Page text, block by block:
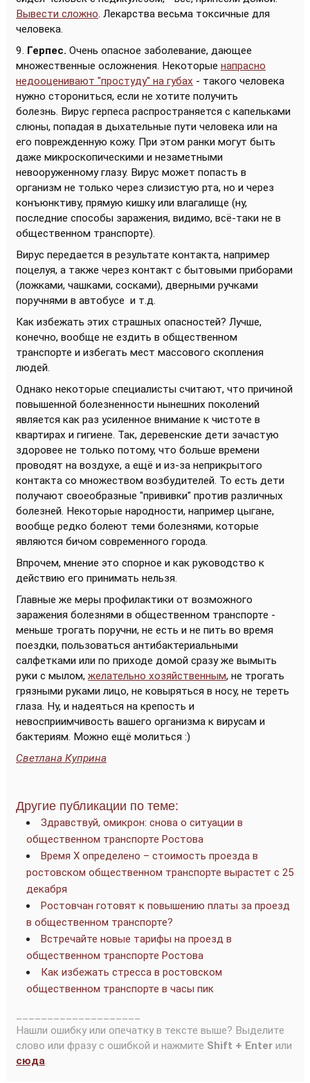
Вывести сложно. Лекарства весьма токсичные для
человека.
9. Герпес. Очень опасное заболевание, дающее
множественные осложнения. Некоторые напрасно
недооценивают "простуду" на губах - такого человека
нужно сторониться, если не хотите получить
болезнь. Вирус герпеса распространяется с капельками
слюны, попадая в дыхательные пути человека или на
его поврежденную кожу. При этом ранки могут быть
даже микроскопическими и незаметными
невооруженному глазу. Вирус может попасть в
организм не только через слизистую рта, но и через
конъюнктиву, прямую кишку или влагалище (ну,
последние способы заражения, видимо, всё-таки не в
общественном транспорте).
Вирус передается в результате контакта, например
поцелуя, а также через контакт с бытовыми приборами
(ложками, чашками, сосками), дверными ручками
поручнями в автобусе и т.д.
Как избежать этих страшных опасностей? Лучше,
конечно, вообще не ездить в общественном
транспорте и избегать мест массового скопления
людей.
Однако некоторые специалисты считают, что причиной
повышенной болезненности нынешних поколений
является как раз усиленное внимание к чистоте в
квартирах и гигиене. Так, деревенские дети зачастую
здоровее не только потому, что больше времени
проводят на воздухе, а ещё и из-за неприкрытого
контакта со множеством возбудителей. То есть дети
получают своеобразные "прививки" против различных
болезней. Некоторые народности, например цыгане,
вообще редко болеют теми болезнями, которые
являются бичом современного города.
Впрочем, мнение это спорное и как руководство к
действию его принимать нельзя.
Главные же меры профилактики от возможного
заражения болезнями в общественном транспорте -
меньше трогать поручни, не есть и не пить во время
поездки, пользоваться антибактериальными
салфетками или по приходе домой сразу же вымыть
руки с мылом, желательно хозяйственным, не трогать
грязными руками лицо, не ковыряться в носу, не тереть
глаза. Ну, и надеяться на крепость и
невосприимчивость вашего организма к вирусам и
бактериям. Можно ещё молиться :)
Светлана Куприна
Другие публикации по теме:
Здравствуй, омикрон: снова о ситуации в
общественном транспорте Ростова
Время Х определено – стоимость проезда в
ростовском общественном транспорте вырастет с 25
декабря
Ростовчан готовят к повышению платы за проезд
в общественном транспорте?
Встречайте новые тарифы на проезд в
общественном транспорте Ростова
Как избежать стресса в ростовском
общественном транспорте в часы пик
Нашли ошибку или опечатку в тексте выше? Выделите
слово или фразу с ошибкой и нажмите Shift + Enter или
сюда.